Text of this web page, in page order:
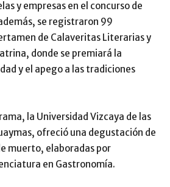
y empresas en el concurso de
se registraron 99
de Calaveritas Literarias y
donde se premiará la
y el apego a las tradiciones
la Universidad Vizcaya de las
ofreció una degustación de
muerto, elaboradas por
en Gastronomía.